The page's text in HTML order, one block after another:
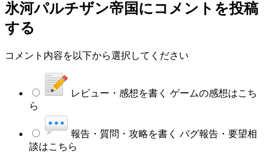
氷河パルチザン帝国 にコメントを投稿
する
コメント内容を以下から選択してください
レビュー・感想を書く ゲームの感想はこち
ら
報告・質問・攻略を書く バグ報告・要望相
談はこちら